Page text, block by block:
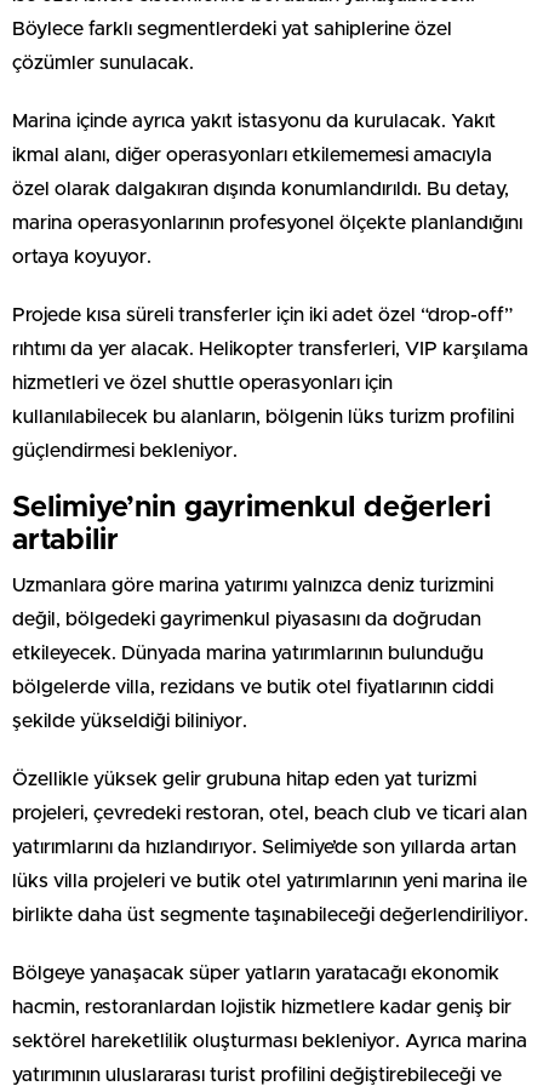
Böylece farklı segmentlerdeki yat sahiplerine özel
çözümler sunulacak.
Marina içinde ayrıca yakıt istasyonu da kurulacak. Yakıt
ikmal alanı, diğer operasyonları etkilememesi amacıyla
özel olarak dalgakıran dışında konumlandırıldı. Bu detay,
marina operasyonlarının profesyonel ölçekte planlandığını
ortaya koyuyor.
Projede kısa süreli transferler için iki adet özel “drop-off”
rıhtımı da yer alacak. Helikopter transferleri, VIP karşılama
hizmetleri ve özel shuttle operasyonları için
kullanılabilecek bu alanların, bölgenin lüks turizm profilini
güçlendirmesi bekleniyor.
Selimiye’nin gayrimenkul değerleri
artabilir
Uzmanlara göre marina yatırımı yalnızca deniz turizmini
değil, bölgedeki gayrimenkul piyasasını da doğrudan
etkileyecek. Dünyada marina yatırımlarının bulunduğu
bölgelerde villa, rezidans ve butik otel fiyatlarının ciddi
şekilde yükseldiği biliniyor.
Özellikle yüksek gelir grubuna hitap eden yat turizmi
projeleri, çevredeki restoran, otel, beach club ve ticari alan
yatırımlarını da hızlandırıyor. Selimiye’de son yıllarda artan
lüks villa projeleri ve butik otel yatırımlarının yeni marina ile
birlikte daha üst segmente taşınabileceği değerlendiriliyor.
Bölgeye yanaşacak süper yatların yaratacağı ekonomik
hacmin, restoranlardan lojistik hizmetlere kadar geniş bir
sektörel hareketlilik oluşturması bekleniyor. Ayrıca marina
yatırımının uluslararası turist profilini değiştirebileceği ve